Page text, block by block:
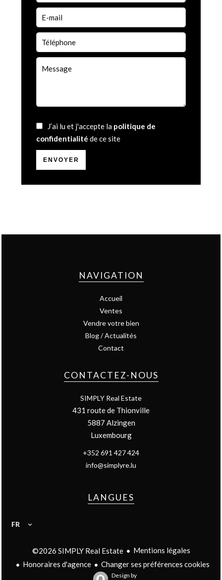
J’ai lu et j'accepte la politique de
confidentialité de ce site
ENVOYER
NAVIGATION
Accueil
Ventes
Vendre votre bien
Blog / Actualités
Contact
CONTACTEZ-NOUS
SIMPLY Real Estate
431 route de Thionville
5887 Alzingen
Luxembourg
+352 691 427 424
info@simplyre.lu
LANGUES
FR
©2026 SIMPLY Real Estate
Mentions légales
Honoraires d'agence
Changer ses préférences cookies
Design by